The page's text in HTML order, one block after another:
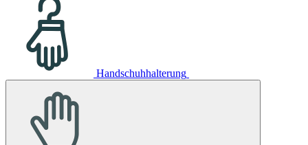
Handschuhhalterung